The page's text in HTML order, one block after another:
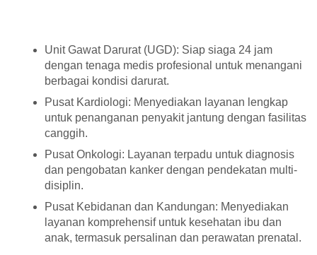
Unit Gawat Darurat (UGD): Siap siaga 24 jam
dengan tenaga medis profesional untuk menangani
berbagai kondisi darurat.
Pusat Kardiologi: Menyediakan layanan lengkap
untuk penanganan penyakit jantung dengan fasilitas
canggih.
Pusat Onkologi: Layanan terpadu untuk diagnosis
dan pengobatan kanker dengan pendekatan multi-
disiplin.
Pusat Kebidanan dan Kandungan: Menyediakan
layanan komprehensif untuk kesehatan ibu dan
anak, termasuk persalinan dan perawatan prenatal.